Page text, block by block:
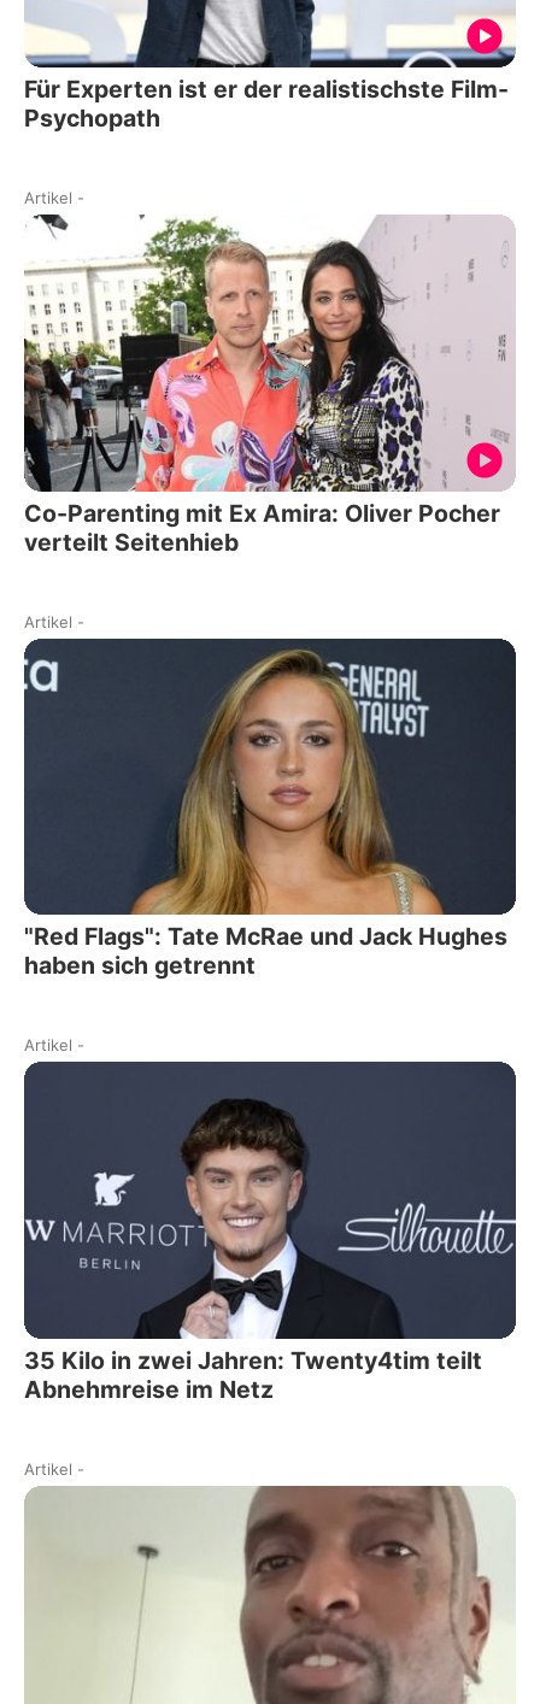
Für Experten ist er der realistischste Film-
Psychopath
Artikel -
Co-Parenting mit Ex Amira: Oliver Pocher
verteilt Seitenhieb
Artikel -
"Red Flags": Tate McRae und Jack Hughes
haben sich getrennt
Artikel -
35 Kilo in zwei Jahren: Twenty4tim teilt
Abnehmreise im Netz
Artikel -